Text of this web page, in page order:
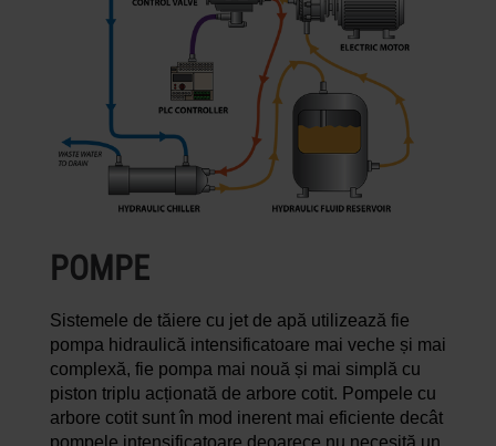
POMPE
Sistemele de tăiere cu jet de apă utilizează fie
pompa hidraulică intensificatoare mai veche și mai
complexă, fie pompa mai nouă și mai simplă cu
piston triplu acționată de arbore cotit. Pompele cu
arbore cotit sunt în mod inerent mai eficiente decât
pompele intensificatoare deoarece nu necesită un